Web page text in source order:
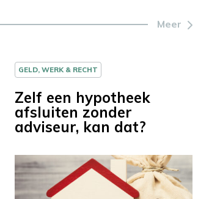
Meer
GELD, WERK & RECHT
Zelf een hypotheek
afsluiten zonder
adviseur, kan dat?